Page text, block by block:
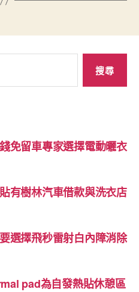
免留車專家選擇電動曬衣
有樹林汽車借款與洗衣店
選擇飛秒雷射白內障消除
pad為自發熱貼休憩區